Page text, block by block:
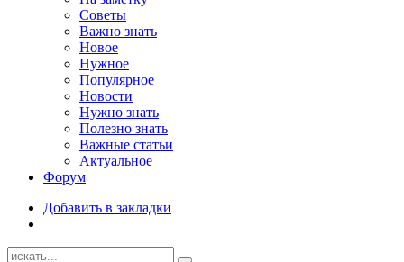
Советы
Важно знать
Новое
Нужное
Популярное
Новости
Нужно знать
Полезно знать
Важные статьи
Актуальное
Форум
Добавить в закладки